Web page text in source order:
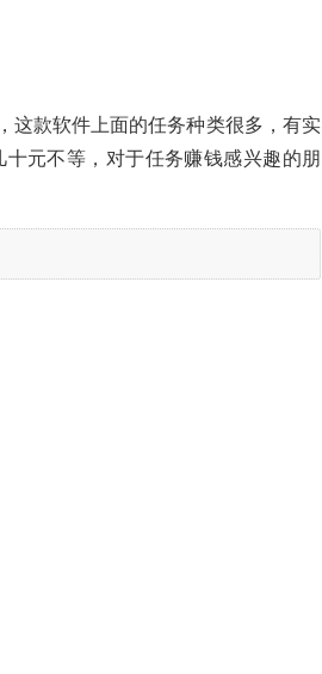
这款软件上面的任务种类很多，有实
元不等，对于任务赚钱感兴趣的朋